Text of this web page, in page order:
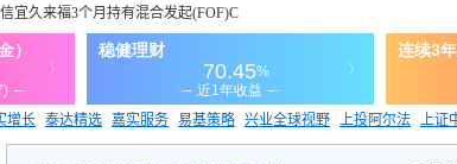
宜久来福3个月持有混合发起(FOF)C
增长 泰达精选 嘉实服务 易基策略 兴业全球视野 上投阿尔法 上证